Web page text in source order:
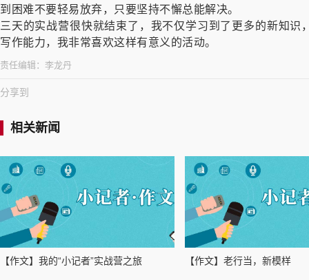
到困难不要轻易放弃，只要坚持不懈总能解决。
三天的实战营很快就结束了，我不仅学习到了更多的新知
写作能力，我非常喜欢这样有意义的活动。
责任编辑： 李龙丹
分享到
相关新闻
【作文】我的“小记者”实战营之旅 【作文】老行当，新模样